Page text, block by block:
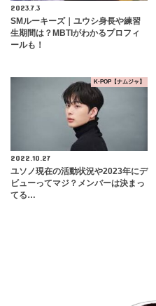
2023.7.3
SMルーキーズ｜ユウシ身長や練習
生期間は？MBTIがわかるプロフィ
ールも！
K-POP【ナムジャ】
2022.10.27
ユソノ現在の活動状況や2023年にデ
ビューってマジ？メンバーは決まっ
てる…